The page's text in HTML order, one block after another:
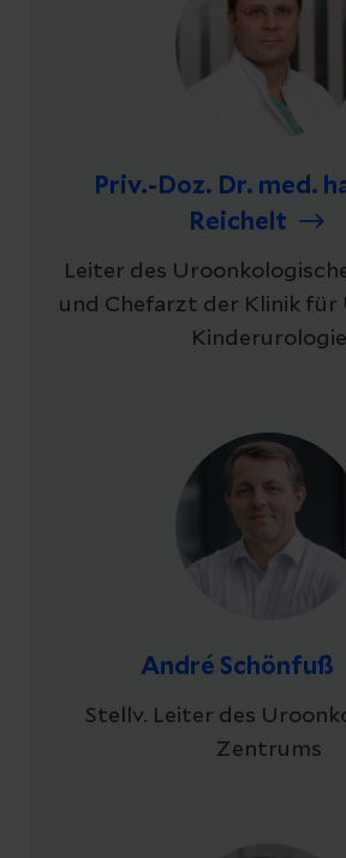
Priv.-Doz. Dr. med.
Reichelt
Leiter des
und Chefarzt der Klinik für
Kinderurologie
André Schönfuß
Stellv. Leiter des
Zentrums